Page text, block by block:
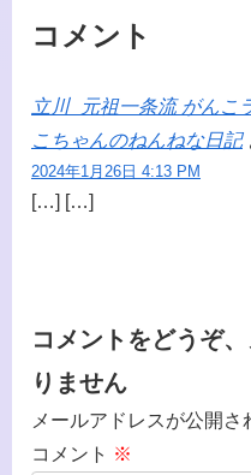
コメント
立川_元祖一条流 がんこ
こちゃんのねんねな日記
2024年1月26日 4:13 PM
[…] […]
コメントをどうぞ
りません
メールアドレスが公開さ
コメント ※